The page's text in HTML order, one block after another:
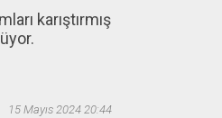
karıştırmış
15 Mayıs 2024 20:44